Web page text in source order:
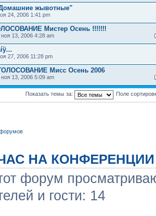
жывотные"
24, 2006 1:41 pm
Мистер Осень !!!!!!!
13, 2006 4:28 am
27, 2006 11:28 pm
Мисс Осень 2006
13, 2006 5:09 am
Показать темы за: Поле
НА КОНФЕРЕНЦИИ
форум
и гости: 14